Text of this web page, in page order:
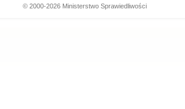
© 2000-2026 Ministerstwo Sprawiedliwości